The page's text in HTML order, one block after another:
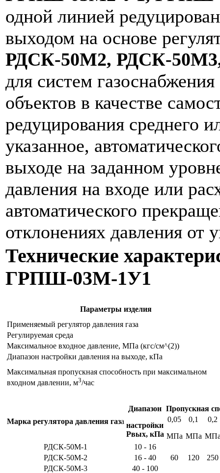
одной линией
выходом на основе
РДСК-50М2, РДСК-
для систем
объектов в качестве
редуцирования среднего
указанное,
выходе на заданном
давления на входе или
автоматического
отклонениях давления от
Технические
ГРПШ-03М-1У1
Параметры изделия
Применяемый регулятор давления газа
Регулируемая среда
Максимальное входное давление, МПа (кгс/см^(2))
Диапазон настройки давления на выходе, кПа
Максимальная пропускная способность при максимальном
входном давлении, м3/час
Марка регулятора давления газа
Диапазон
настройки
Рвых, кПа
Пропускная
0,05
МПа
0,1
МПа
0,2
РДСК-50М-1
10 - 16
60
120 250
РДСК-50М-2
16 - 40
РДСК-50М-3
40 - 100